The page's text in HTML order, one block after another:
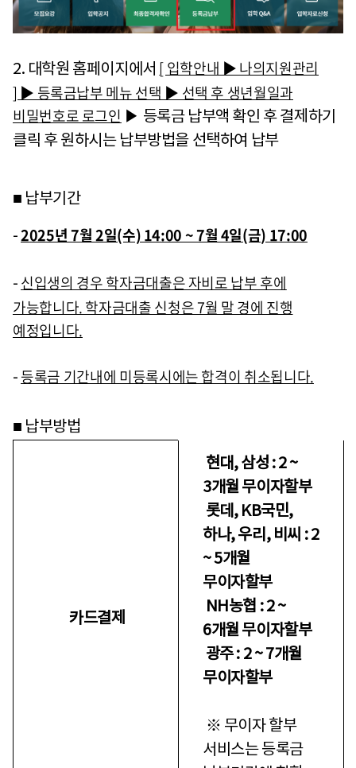
2. 대학원 홈페이지에서 [ 입학안내 ▶ 나의지원관리
] ▶ 등록금납부 메뉴 선택 ▶ 선택 후 생년월일과
비밀번호로 로그인 ▶ 등록금 납부액 확인 후 결제하기
클릭 후 원하시는 납부방법을 선택하여 납부
■ 납부기간
-2025년 7월 2일(수) 14:00 ~ 7월 4일(금) 17:00
- 신입생의 경우 학자금대출은 자비로 납부 후에
가능합니다. 학자금대출 신청은 7월 말 경에 진행
예정입니다.
- 등록금 기간내에 미등록시에는 합격이 취소됩니다.
■ 납부방법
카드결제
현대, 삼성 : 2 ~
3개월 무이자할부
롯데, KB국민,
하나, 우리, 비씨 : 2
~ 5개월
무이자할부
NH농협 : 2 ~
6개월 무이자할부
광주 : 2 ~ 7개월
무이자할부
※ 무이자 할부
서비스는 등록금